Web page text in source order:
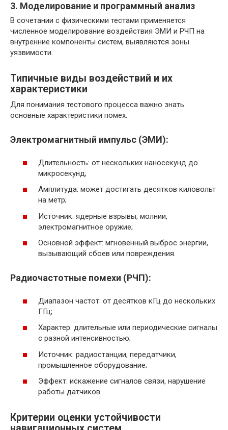
3. Моделирование и программный анализ
В сочетании с физическими тестами применяется
численное моделирование воздействия ЭМИ и РЧП на
внутренние компоненты систем, выявляются зоны
уязвимости.
Типичные виды воздействий и их
характеристики
Для понимания тестового процесса важно знать
основные характеристики помех.
Электромагнитный импульс (ЭМИ):
Длительность: от нескольких наносекунд до
микросекунд;
Амплитуда: может достигать десятков киловольт
на метр;
Источник: ядерные взрывы, молнии,
электромагнитное оружие;
Основной эффект: мгновенный выброс энергии,
вызывающий сбоев или повреждения.
Радиочастотные помехи (РЧП):
Диапазон частот: от десятков кГц до нескольких
ГГц;
Характер: длительные или периодические сигналы
с разной интенсивностью;
Источник: радиостанции, передатчики,
промышленное оборудование;
Эффект: искажение сигналов связи, нарушение
работы датчиков.
Критерии оценки устойчивости